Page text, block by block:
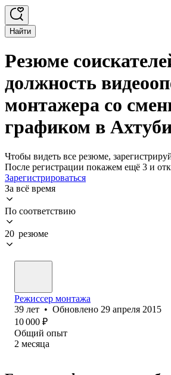
Найти
Резюме
должность
монтажера со
графиком в
Чтобы видеть все резюме,
После регистрации покажем ещё 3 и
Зарегистрироваться
За всё время
По соответствию
20 резюме
Режиссер монтажа
39 лет • Обновлено 29 апреля 2015
10 000 ₽
Общий опыт
2 месяца